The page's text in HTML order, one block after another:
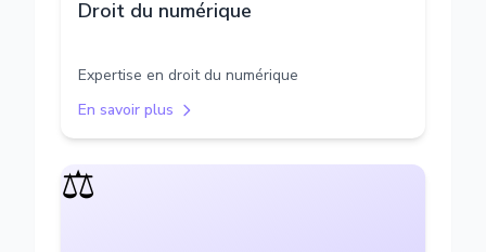
Droit du numérique
Expertise en droit du numérique
En savoir plus
⚖️